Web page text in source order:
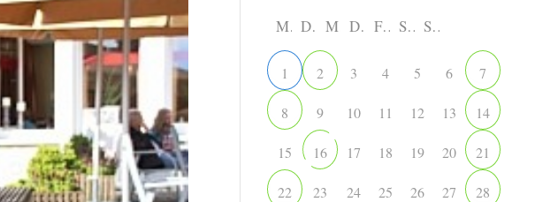
M D M D F S S
1 2 3 4 5 6 7
8 9 10 11 12 13 14
15 16 17 18 19 20 21
22 23 24 25 26 27
28